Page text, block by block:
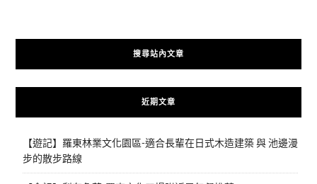
搜尋站內文章
近期文章
【遊記】羅東林業文化園區-適合長輩在日式木造建築 與 池邊漫
步的散步路線